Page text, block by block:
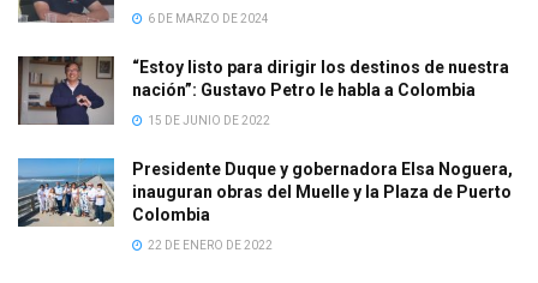
6 DE MARZO DE 2024
“Estoy listo para dirigir los destinos de nuestra
nación”: Gustavo Petro le habla a Colombia
15 DE JUNIO DE 2022
Presidente Duque y gobernadora Elsa Noguera,
inauguran obras del Muelle y la Plaza de Puerto
Colombia
22 DE ENERO DE 2022